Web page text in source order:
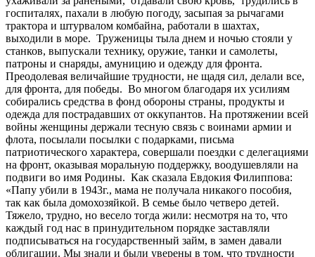
госпиталях, пахали в любую погоду, засыпая за рычагами
трактора и штурвалом комбайна, работали в шахтах,
выходили в море. Труженицы тыла днем и ночью стояли у
станков, выпускали технику, оружие, танки и самолеты,
патроны и снаряды, амуницию и одежду для фронта.
Преодолевая величайшие трудности, не щадя сил, делали все,
для фронта, для победы. Во многом благодаря их усилиям
собирались средства в фонд обороны страны, продукты и
одежда для пострадавших от оккупантов. На протяжении всей
войны женщины держали тесную связь с воинами армии и
флота, посылали посылки с подарками, письма
патриотического характера, совершали поездки с делегациями
на фронт, оказывая моральную поддержку, воодушевляли на
подвиги во имя Родины. Как сказала Евдокия Филиппова:
«Папу убили в 1943г., мама не получала никакого пособия,
так как была домохозяйкой. В семье было четверо детей.
Тяжело, трудно, но весело тогда жили: несмотря на то, что
каждый год нас в принудительном порядке заставляли
подписываться на государственный займ, в замен давали
облигации. Мы знали и были уверены в том, что трудности